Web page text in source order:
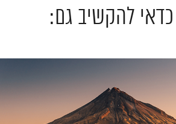
כדאי להקשיב גם: